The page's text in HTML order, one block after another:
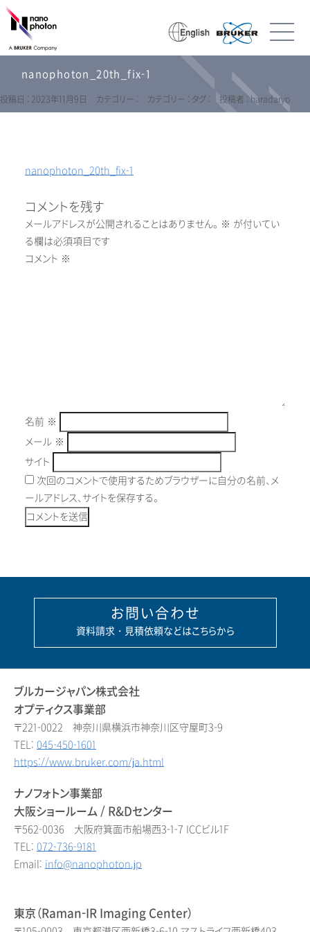
nanophoton_20th_fix-1
投稿日 : 2023年11月9日 カテゴリー : カテゴリー : タグ : 投稿者 : haradaryo
nanophoton_20th_fix-1
コメントを残す
メールアドレスが公開されることはありません。 ※ が付いてい
る欄は必須項目です
コメント ※
名前 ※
メール ※
サイト
次回のコメントで使用するためブラウザーに自分の名前、メ
ールアドレス、サイトを保存する。
お問い合わせ
資料請求・見積依頼などはこちらから
ブルカージャパン株式会社
オプティクス事業部
〒221-0022 神奈川県横浜市神奈川区守屋町3-9
TEL: 045-450-1601
https://www.bruker.com/ja.html
ナノフォトン事業部
大阪ショールーム / R&Dセンター
〒562-0036 大阪府箕面市船場西3-1-7 ICCビル1F
TEL: 072-736-9181
Email: info@nanophoton.jp
東京（Raman-IR Imaging Center）